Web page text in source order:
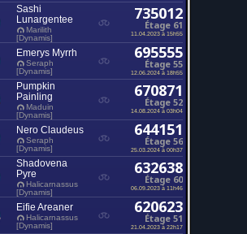
Sashi
Lunargentee
Marilith
[Dynamis]
735012
Étage 61
11.04.2023 à 15h55
Emerys Myrrh
Seraph
[Dynamis]
695555
Étage 55
12.06.2024 à 18h55
Pumpkin
Painling
Maduin
[Dynamis]
670871
Étage 52
14.08.2024 à 03h04
Nero Claudeus
Seraph
[Dynamis]
644151
Étage 56
25.03.2024 à 00h37
Shadovena
Pyre
Halicarnassus
[Dynamis]
632638
Étage 60
06.09.2023 à 11h46
Eifie Areaner
Halicarnassus
[Dynamis]
620623
Étage 51
21.04.2023 à 22h17